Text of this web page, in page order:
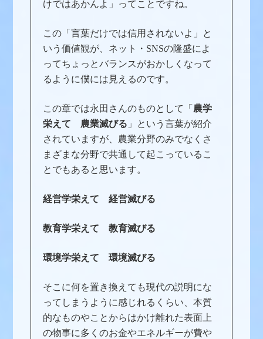
けではあかんよ」ってことですね。
この「言葉だけでは信用されないよ」と
いう価値観が、ネット・SNSの隆盛によ
ってちょっとバランスがおかしくなって
るように僕には見えるのです。
この章では永田さんのものとして「 農学
栄えて 農業滅びる 」という言葉が紹介
されていますが、農業分野のみでなくさ
まざまな分野で共通して起こっているこ
とでもあると思います。
経営学栄えて 経営滅びる
教育学栄えて 教育滅びる
環境学栄えて 環境滅びる
そこに何を置き換えても現代の説明にな
ってしまうように感じれるくらい、本質
的なものやことからはかけ離れた表面上
の物事に多くのお金やエネルギーが費や